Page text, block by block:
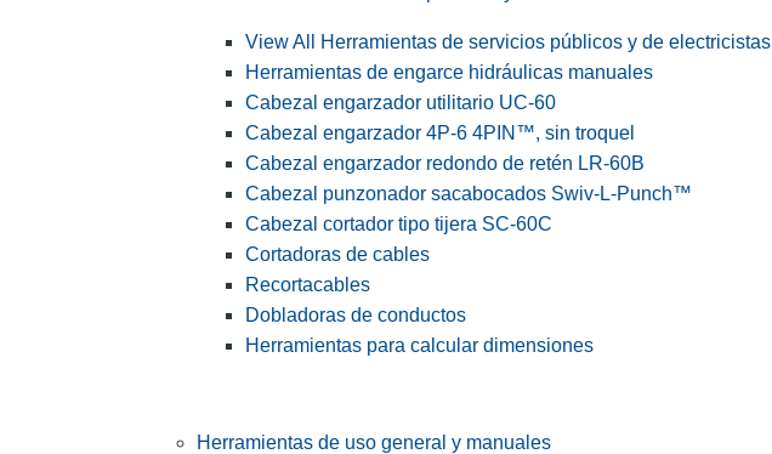
View All Herramientas de servicios públicos y de electricistas
Herramientas de engarce hidráulicas manuales
Cabezal engarzador utilitario UC-60
Cabezal engarzador 4P-6 4PIN™, sin troquel
Cabezal engarzador redondo de retén LR-60B
Cabezal punzonador sacabocados Swiv-L-Punch™
Cabezal cortador tipo tijera SC-60C
Cortadoras de cables
Recortacables
Dobladoras de conductos
Herramientas para calcular dimensiones
Herramientas de uso general y manuales